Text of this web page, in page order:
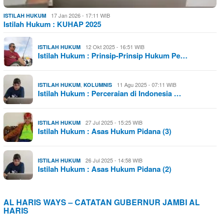
ISTILAH HUKUM 17 Jan 2026 - 17:11 WIB
Istilah Hukum : KUHAP 2025
ISTILAH HUKUM 12 Okt 2025 - 16:51 WIB
Istilah Hukum : Prinsip-Prinsip Hukum Pe…
ISTILAH HUKUM KOLUMNIS 11 Agu 2025 - 07:11 WIB
Istilah Hukum : Perceraian di Indonesia …
ISTILAH HUKUM 27 Jul 2025 - 15:25 WIB
Istilah Hukum : Asas Hukum Pidana (3)
ISTILAH HUKUM 26 Jul 2025 - 14:58 WIB
Istilah Hukum : Asas Hukum Pidana (2)
AL HARIS WAYS – CATATAN GUBERNUR JAMBI AL
HARIS